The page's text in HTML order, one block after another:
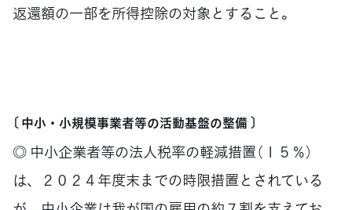
返還額の一部を所得控除の対象とすること。
〔 中小・小規模事業者等の活動基盤の整備 〕
◎ 中小企業者等の法人税率の軽減措置（１５％）
は、２０２４年度末までの時限措置とされている